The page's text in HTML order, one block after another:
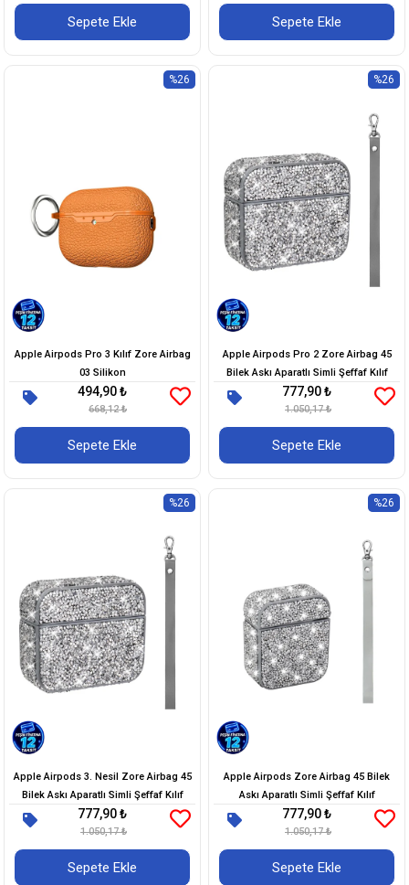
Sepete Ekle Sepete Ekle
Apple Airpods Pro 3 Kılıf Zore Airbag
03 Silikon
494,90 ₺
668,12 ₺
Sepete Ekle
%26
Apple Airpods Pro 2 Zore Airbag 45
Bilek Askı Aparatlı Simli Şeffaf Kılıf
777,90 ₺
1.050,17 ₺
Sepete Ekle
%26
Apple Airpods 3. Nesil Zore Airbag 45
Bilek Askı Aparatlı Simli Şeffaf Kılıf
777,90 ₺
1.050,17 ₺
Sepete Ekle
%26
Apple Airpods Zore Airbag 45 Bilek
Askı Aparatlı Simli Şeffaf Kılıf
777,90 ₺
1.050,17 ₺
Sepete Ekle
%26